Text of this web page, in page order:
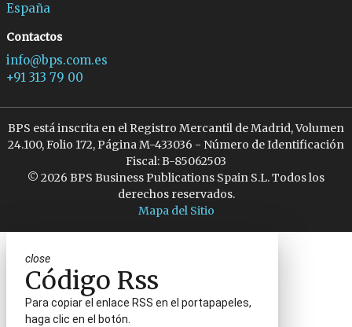
España
Contactos
info@bps.com.es
+91 313 79 00
BPS está inscrita en el Registro Mercantil de Madrid, Volumen
24.100, Folio 172, Página M-433036 - Número de Identificación
Fiscal: B-85062503
© 2026 BPS Business Publications Spain S.L. Todos los
derechos reservados.
Mapa del Sitio
close
Código Rss
Para copiar el enlace RSS en el portapapeles,
haga clic en el botón.